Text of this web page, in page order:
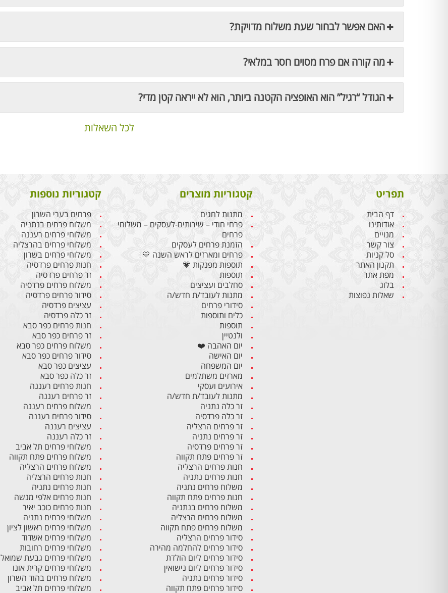
האם אפשר לבחור שעת משלוח מדויקת?
מה קורה אם פרח מסוים חסר במלאי?
הגודל “רגיל” הוא האופציה הקטנה ביותר, הוא לא ייראה קטן מדי?
לכל השאלות
תפריט
דף הבית
אודותינו
מנויים
צור קשר
סל קניות
תקנון האתר
מפת אתר
בלוג
שאלות נפוצות
קטגוריות מוצרים
מתנות לחגים
פרחי חודי – שירותים-לעסקים – משלוחי
פרחים
הזמנת פרחים לעסקים
פרחים ומארזים לראש השנה 💛
תוספות מפנקות 💗
תוספות
סחלבים ועציצים
מתנות לעובד/ת חדש/ה
סידורי פרחים
כלים ותוספות
תוספות
ולנטיין
יום האהבה ❤️
יום האישה
יום המשפחה
מארזים משתלמים
אירועים ועסקי
מתנות לעובד/ת חדש/ה
זר כלה נתניה
זר כלה פרדסיה
זר פרחים הרצליה
זר פרחים נתניה
זר פרחים פרדסיה
זר פרחים פתח תקווה
חנות פרחים הרצליה
חנות פרחים נתניה
משלוח פרחים נתניה
חנות פרחים פתח תקווה
משלוח פרחים בנתניה
משלוח פרחים הרצליה
משלוח פרחים פתח תקווה
סידור פרחים הרצליה
סידור פרחים להחלמה מהירה
סידור פרחים ליום הולדת
סידור פרחים ליום נישואין
סידור פרחים נתניה
סידור פרחים פתח תקווה
קטגוריות נוספות
פרחים בערי השרון
משלוח פרחים בנתניה
משלוחי פרחים רעננה
משלוחי פרחים בהרצליה
משלוחי פרחים בשרון
חנות פרחים פרדסיה
זר פרחים פרדסיה
משלוח פרחים פרדסיה
סידור פרחים פרדסיה
עציצים פרדסיה
זר כלה פרדסיה
חנות פרחים כפר סבא
זר פרחים כפר סבא
משלוח פרחים כפר סבא
סידור פרחים כפר סבא
עציצים כפר סבא
זר כלה כפר סבא
חנות פרחים רעננה
זר פרחים רעננה
משלוח פרחים רעננה
סידור פרחים רעננה
עציצים רעננה
זר כלה רעננה
משלוחי פרחים תל אביב
משלוח פרחים פתח תקווה
משלוח פרחים הרצליה
חנות פרחים הרצליה
חנות פרחים נתניה
חנות פרחים אלפי מנשה
חנות פרחים כוכב יאיר
משלוחי פרחים נתניה
משלוחי פרחים ראשון לציון
משלוחי פרחים אשדוד
משלוחי פרחים רחובות
משלוחי פרחים גבעת שמואל
משלוחי פרחים קרית אונו
משלוח פרחים בהוד השרון
משלוחי פרחים תל אביב